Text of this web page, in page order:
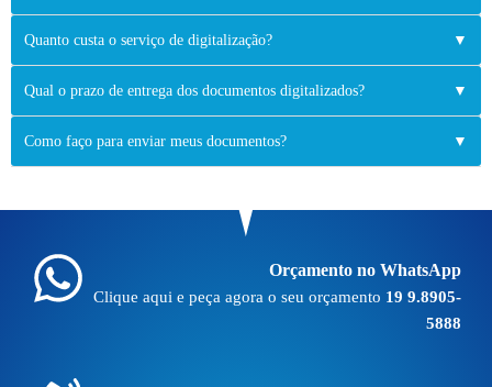
Quanto custa o serviço de digitalização? ▼
Qual o prazo de entrega dos documentos digitalizados? ▼
Como faço para enviar meus documentos? ▼
Orçamento no WhatsApp
Clique aqui e peça agora o seu orçamento 19 9.8905-
5888